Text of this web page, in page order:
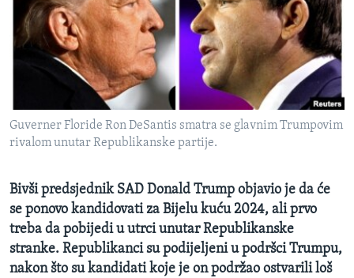
MAGAZIN
O GLASU AMERIKE
Learning English
PRATITE NAS
Jezici
Guverner Floride Ron DeSantis smatra se glavnim Trumpovim
rivalom unutar Republikanske partije.
Bivši predsjednik SAD Donald Trump objavio je da će
se ponovo kandidovati za Bijelu kuću 2024, ali prvo
treba da pobijedi u utrci unutar Republikanske
stranke. Republikanci su podijeljeni u podršci Trumpu,
nakon što su kandidati koje je on podržao ostvarili loš